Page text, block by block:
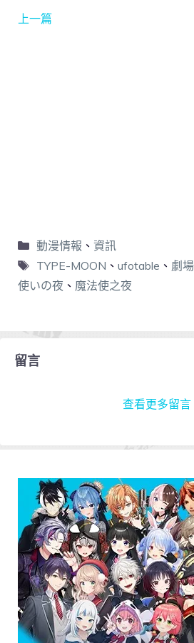
上一篇
動漫情報 、 資訊
TYPE-MOON 、 ufotable 、 劇
使いの夜 、 魔法使之夜
留言
查看更多留言